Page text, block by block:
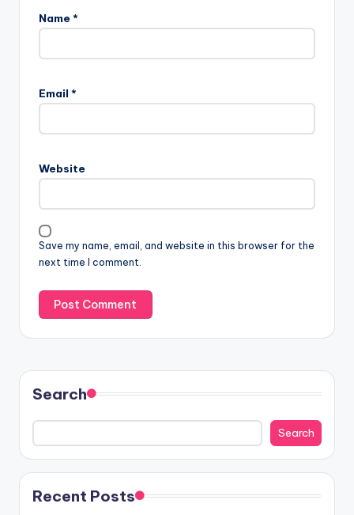
Name *
Email *
Website
Save my name, email, and website in this browser for the
next time I comment.
Search
Search
Recent Posts